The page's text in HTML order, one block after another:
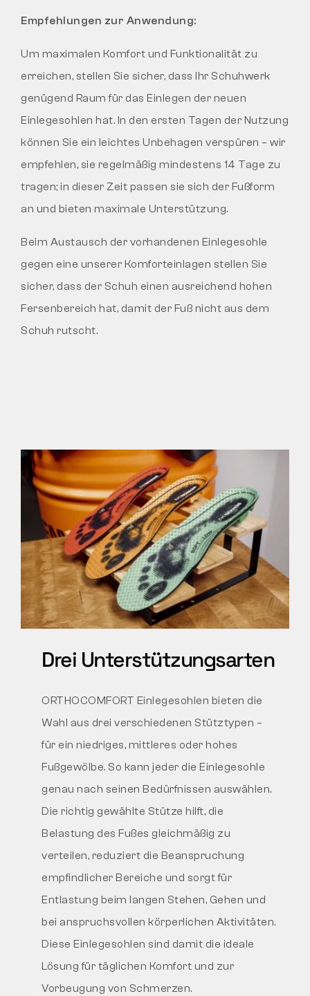
Empfehlungen zur Anwendung:
Um maximalen Komfort und Funktionalität zu
erreichen, stellen Sie sicher, dass Ihr Schuhwerk
genügend Raum für das Einlegen der neuen
Einlegesohlen hat. In den ersten Tagen der Nutzung
können Sie ein leichtes Unbehagen verspüren – wir
empfehlen, sie regelmäßig mindestens 14 Tage zu
tragen; in dieser Zeit passen sie sich der Fußform
an und bieten maximale Unterstützung.
Beim Austausch der vorhandenen Einlegesohle
gegen eine unserer Komforteinlagen stellen Sie
sicher, dass der Schuh einen ausreichend hohen
Fersenbereich hat, damit der Fuß nicht aus dem
Schuh rutscht.
Drei Unterstützungsarten
ORTHOCOMFORT Einlegesohlen bieten die
Wahl aus drei verschiedenen Stütztypen –
für ein niedriges, mittleres oder hohes
Fußgewölbe. So kann jeder die Einlegesohle
genau nach seinen Bedürfnissen auswählen.
Die richtig gewählte Stütze hilft, die
Belastung des Fußes gleichmäßig zu
verteilen, reduziert die Beanspruchung
empfindlicher Bereiche und sorgt für
Entlastung beim langen Stehen, Gehen und
bei anspruchsvollen körperlichen Aktivitäten.
Diese Einlegesohlen sind damit die ideale
Lösung für täglichen Komfort und zur
Vorbeugung von Schmerzen.